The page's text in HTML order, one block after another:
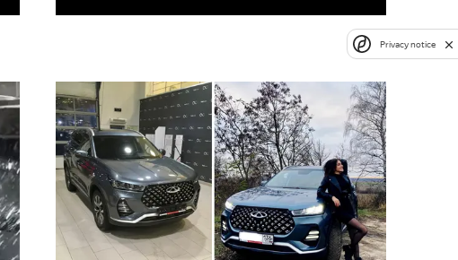
Privacy notice